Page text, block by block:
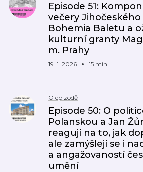
Episode 51:
večery Jihočeského
Bohemia Baletu a
kulturní granty
m. Prahy
19. 1. 2026 15 min
O epizodě
Episode 50: O
Polanskou a Jan
reagují na to, jak
ale zamýšlejí se i
a angažovaností
umění